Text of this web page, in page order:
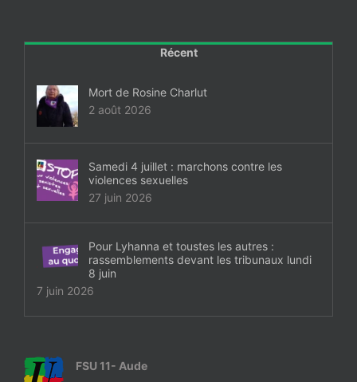
Récent
Mort de Rosine Charlut
2 août 2026
Samedi 4 juillet : marchons contre les
violences sexuelles
27 juin 2026
Pour Lyhanna et toustes les autres :
rassemblements devant les tribunaux lundi
8 juin
7 juin 2026
FSU 11- Aude